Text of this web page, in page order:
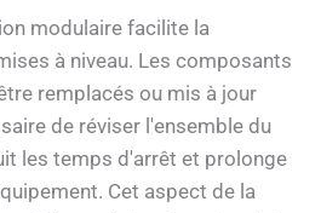
modulaire facilite la
à niveau. Les composants
remplacés ou mis à jour
de réviser l'ensemble du
les temps d'arrêt et prolonge
Cet aspect de la